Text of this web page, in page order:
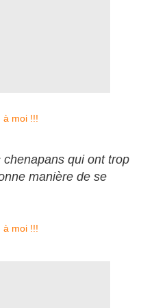
qui ont trop
manière de se